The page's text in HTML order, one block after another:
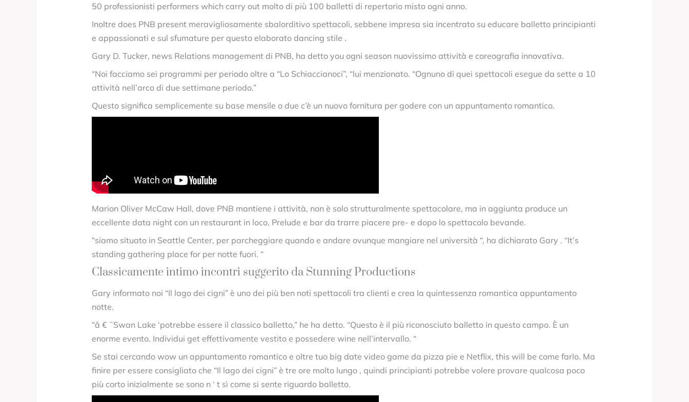
50 professionisti performers which carry out molto di più 100 balletti di repertorio misto ogni anno.
Inoltre does PNB present meravigliosamente sbalorditivo spettacoli, sebbene impresa sia incentrato su educare balletto principianti
e appassionati e sul sfumature per questo elaborato dancing stile .
Gary D. Tucker, news Relations management di PNB, ha detto you ogni season nuovissimo attività e coreografia innovativa.
“Noi facciamo sei programmi per periodo oltre a “Lo Schiaccianoci”, “lui menzionato. “Ognuno di quei spettacoli esegue da sette a 10
attività nell’arco di due settimane periodo.”
Questo significa semplicemente su base mensile o due c’è un nuovo fornitura per godere con un appuntamento romantico.
Marion Oliver McCaw Hall, dove PNB mantiene i attività, non è solo strutturalmente spettacolare, ma in aggiunta produce un
eccellente data night con un restaurant in loco, Prelude e bar da trarre piacere pre- e dopo lo spettacolo bevande.
“siamo situato in Seattle Center, per parcheggiare quando e andare ovunque mangiare nel università “, ha dichiarato Gary . “It’s
standing gathering place for per notte fuori. “
Classicamente intimo incontri suggerito da Stunning Productions
Gary informato noi “Il lago dei cigni” è uno dei più ben noti spettacoli tra clienti e crea la quintessenza romantica appuntamento
notte.
“â € ˜Swan Lake ‘potrebbe essere il classico balletto,” he ha detto. “Questo è il più riconosciuto balletto in questo campo. È un
enorme evento. Individui get effettivamente vestito e possedere wine nell’intervallo. “
Se stai cercando wow un appuntamento romantico e oltre tuo big date video game da pizza pie e Netflix, this will be come farlo. Ma
finire per essere consigliato che “Il lago dei cigni” è tre ore molto lungo , quindi principianti potrebbe volere provare qualcosa poco
più corto inizialmente se sono n ‘ t sì come si sente riguardo balletto.